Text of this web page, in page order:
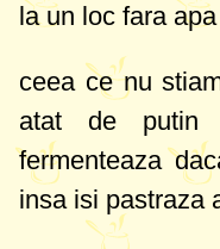
la un loc fara
ceea ce nu
atat de putin
fermenteaza
insa isi pastraza